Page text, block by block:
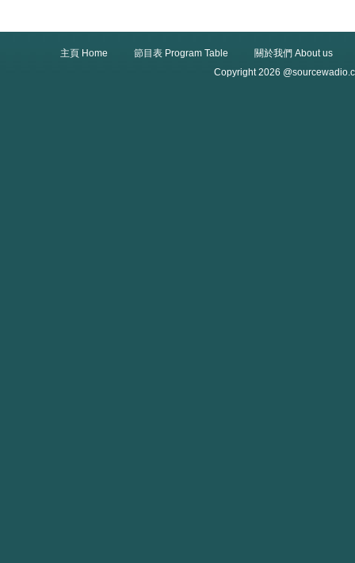
主頁 Home 節目表 Program Table
關於我們 About us
Copyright 2026